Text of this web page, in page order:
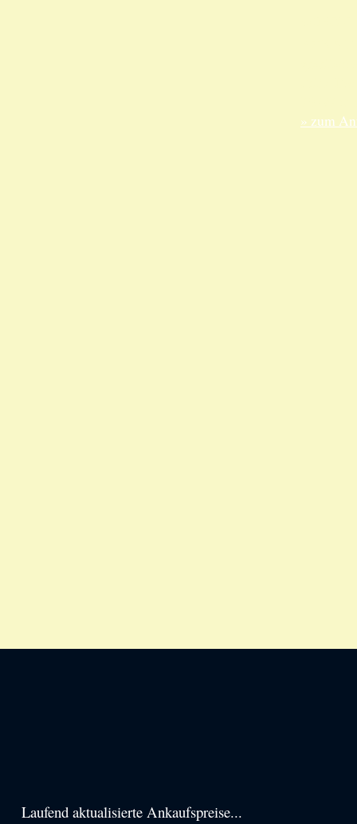
» zum
Haupt-
Laufend aktualisierte Ankaufspreise...